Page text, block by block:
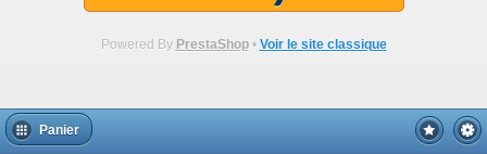
Powered By PrestaShop• Voir le site classique
Panier